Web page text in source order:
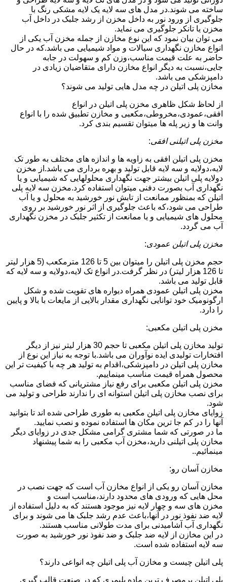
ساخته می شوند.در مدل های سه لایه یک لایه مشکی رنگ با
جلوگیری از ورود نور به داخل مخزن از رشد جلبک در داخل آب
مخزن یا تانکر جلوگیری می نماید.
می توان بیان نمود که این نوع مخازن از جمله مخزن آب یکی از
انواع مخازن نگهداری سیالات و مواد شیمیایی می باشد.که در حال
حاضر به علت قیمت مناسب،وزن کم و سهولت در جابه
جایی،نسبت به دیگر انواع مخازن دارای متقاضیان زیادی در
دامپزشکی می باشد.
مخازن پلی اتیلن در چه مدل هایی تولید می شوند؟
از لحاظ شکل ظاهری مخزن پلی اتیلن در انواع
افقی،عمودی،مخروطی،مکعبی و مخازن تطبیق شده را با انواع
وانت ها و زیر پله ها میتوان تقسیم بندی کرد.
مخزن پلی اتیلنی افقی:
مخزن پلی اتیلن افقی به زاویه ها و اندازه های مختلف به طور تک
لایه،دولایه و سه لایه قابل تولید و بهره برداری می باشد.از مخزن
دولایه پلی اتیلن بیشتر جهت نگهداری محلولهایی که شیمیایی و یا
نگهداری آب بصورت دفنی میتوان استفاده کرد.مخزن سه لایه پلی
اتیلن که بمنظور ممانعت از تابش نور خورشید به محلول و یا آب
طراحی می شود،که باعث جلوگیری از اثر نور خورشید بر روی
محلول های شیمیایی و یا ممانعت از تکثیر جلبک در مخزن نگهداری
آب می گردد.
مخزن پلی اتیلن عمودی:
حجم مخزن پلی اتیلن را میتوان بین 5 تا 126 مترمکعب (5 هزار لیتر
تا 126 هزار لیتر) در نظر گرفت.در انواع تک لایه،دولایه و سه لایه که
قابل تولید می باشد.
مخزن پلی اتیلن عمودی همراه دیواره های تقویت شده و شکل
ارگونومیک خود توانایی نگهداری مقدار بالایی از مایعات با بالا و پایین
را دارد.
مخزن پلی اتیلن مکعبی:
تولید مخازن پلی اتیلن مکعبی تا حجم 30 هزار لیتر نیز از دیگر
افتخارات تولیدی ایده نوآوران می باشد.با توجه به نیاز این نوع از
مخازن پلی اتیلن در دامپزشکی،اقدام به تولید هر چه با کیفیت تر این
محصول همراه قیمت مناسب مینماییم.
مخزن پلی اتیلن مکعبی برای رفع نیاز مشتریانی که فضای مناسب
برای نصب مخازن پلی اتیلن استوانه ای را ندارند طراحی و تولید می
شود.
زوایای مخازن پلی اتیلن مکعبی به طوری طراحی شده اند تا بتوانید
آنها را در کم جا ترین مکان ها استفاده نموده و نصب نمایید.
ما در صورتی که شما مشتری گرامی مشکل جدی در زوایای دیگر
مخازن پلی اتیلنی دارید،مخزن آب مکعبی را به شما پیشنهاد
مینمائیم..
مخازن آسان رو:
مخازن آسان رو یکی از انواع مخازن آب است که جهت نصب در
محل هایی که ورودی های محدود دارند،مناسب است و
مخزن های سه و چهار لایه نیز موجود هستند که به دلیل استفاده از
لایه ضد نفوذ نور در آنها،باعث عدم رشد جلبک ها می شوند و برای
نگهداری آب آشامیدنی برای مدت طولانی مناسب هستند.
در این مخازن از لایه ضد جلبک و ضد نفوذ نور خورشید به صورت
سه لایه استفاده شده است.
پلی اتیلن چیست و مخازن آب پلی اتیلن چه انواعی دارند؟
پلی اتیلن پرمصرف ترین ماده پلیمری که در صنعت قالب گیری